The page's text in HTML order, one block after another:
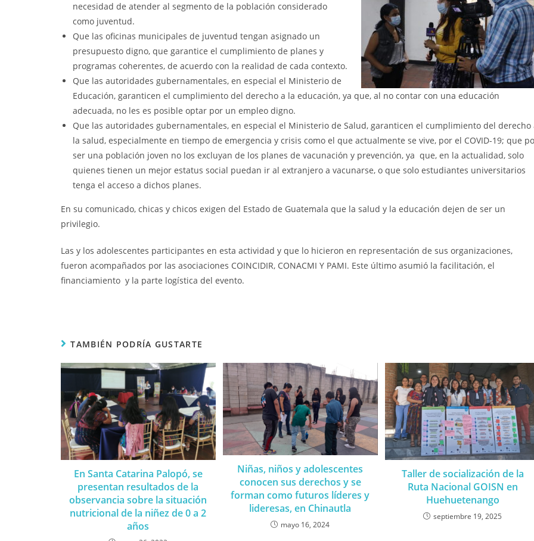
necesidad de atender al segmento de la población considerado
como juventud.
Que las oficinas municipales de juventud tengan asignado un
presupuesto digno, que garantice el cumplimiento de planes y
programas coherentes, de acuerdo con la realidad de cada contexto.
Que las autoridades gubernamentales, en especial el Ministerio de
Educación, garanticen el cumplimiento del derecho a la educación, ya que, al no contar con una educación
adecuada, no les es posible optar por un empleo digno.
Que las autoridades gubernamentales, en especial el Ministerio de Salud, garanticen el cumplimiento del derecho
la salud, especialmente en tiempo de emergencia y crisis como el que actualmente se vive, por el COVID-19; que
ser una población joven no los excluyan de los planes de vacunación y prevención, ya que, en la actualidad, solo
quienes tienen un mejor estatus social puedan ir al extranjero a vacunarse, o que solo estudiantes universitarios
tenga el acceso a dichos planes.
En su comunicado, chicas y chicos exigen del Estado de Guatemala que la salud y la educación dejen de ser un
privilegio.
Las y los adolescentes participantes en esta actividad y que lo hicieron en representación de sus organizaciones,
fueron acompañados por las asociaciones COINCIDIR, CONACMI Y PAMI. Este último asumió la facilitación, el
financiamiento y la parte logística del evento.
TAMBIÉN PODRÍA GUSTARTE
En Santa Catarina Palopó, se
presentan resultados de la
observancia sobre la situación
nutricional de la niñez de 0 a 2
años
Niñas, niños y adolescentes
conocen sus derechos y se
forman como futuros líderes y
lideresas, en Chinautla
mayo 16, 2024
Taller de socialización de la
Ruta Nacional GOISN en
Huehuetenango
septiembre 19, 2025